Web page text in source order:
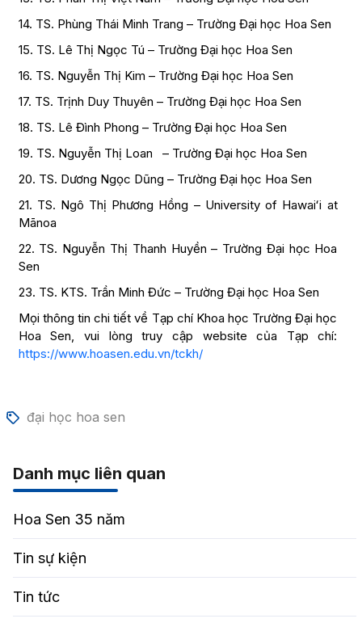
14. TS. Phùng Thái Minh Trang – Trường Đại học Hoa Sen
15. TS. Lê Thị Ngọc Tú – Trường Đại học Hoa Sen
16. TS. Nguyễn Thị Kim – Trường Đại học Hoa Sen
17. TS. Trịnh Duy Thuyên – Trường Đại học Hoa Sen
18. TS. Lê Đình Phong – Trường Đại học Hoa Sen
19. TS. Nguyễn Thị Loan – Trường Đại học Hoa Sen
20. TS. Dương Ngọc Dũng – Trường Đại học Hoa Sen
21. TS. Ngô Thị Phương Hồng – University of Hawaiʻi at
Mānoa
22. TS. Nguyễn Thị Thanh Huyền – Trường Đại học Hoa
Sen
23. TS. KTS. Trần Minh Đức – Trường Đại học Hoa Sen
Mọi thông tin chi tiết về Tạp chí Khoa học Trường Đại học
Hoa Sen, vui lòng truy cập website của Tạp chí:
https://www.hoasen.edu.vn/tckh/
đại học hoa sen
Danh mục liên quan
Hoa Sen 35 năm
Tin sự kiện
Tin tức